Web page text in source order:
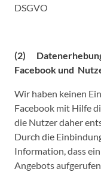
DSGVO
(2)
Facebook und
Wir haben keinen
Facebook mit Hilfe
die Nutzer daher
Durch die
Information, dass
Angebots